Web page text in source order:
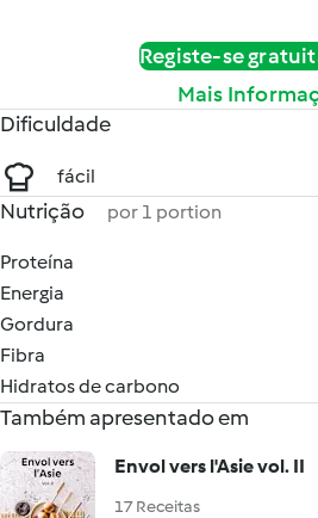
Registe-se
Mais
Dificuldade
fácil
Nutrição por 1 portion
Proteína
Energia
Gordura
Fibra
Hidratos de carbono
Também apresentado em
Envol vers l'Asie vol. II
17 Receitas